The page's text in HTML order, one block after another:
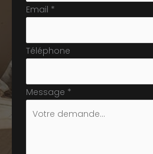
Email *
Téléphone
Message *